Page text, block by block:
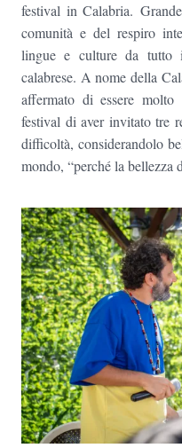
festival in Calabria.
comunità e del respiro
lingue e culture da tutto
calabrese. A nome della
affermato di essere
festival di aver invitato tre
difficoltà, considerandolo
mondo, “perché la bellezza